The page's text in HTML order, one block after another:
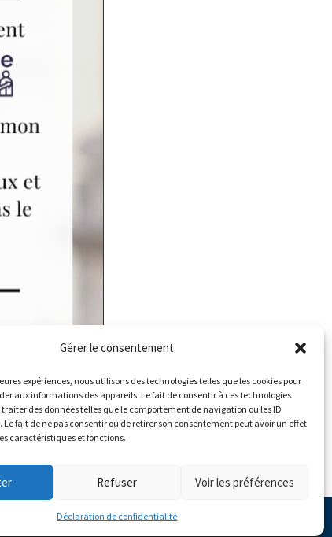
Gérer le consentement
expériences, nous utilisons des technologies telles que les cookies pour
aux informations des appareils. Le fait de consentir à ces technologies
des données telles que le comportement de navigation ou les ID
Le fait de ne pas consentir ou de retirer son consentement peut avoir un effet
caractéristiques et fonctions.
Refuser Voir les préférences
Déclaration de confidentialité